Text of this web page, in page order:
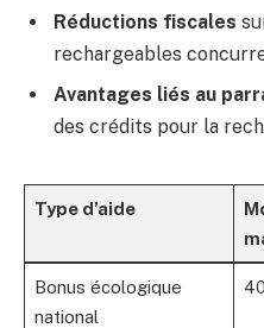
Réductions fiscales
rechargeables
Avantages liés au
des crédits pour la
Type d’aide
Bonus écologique
national